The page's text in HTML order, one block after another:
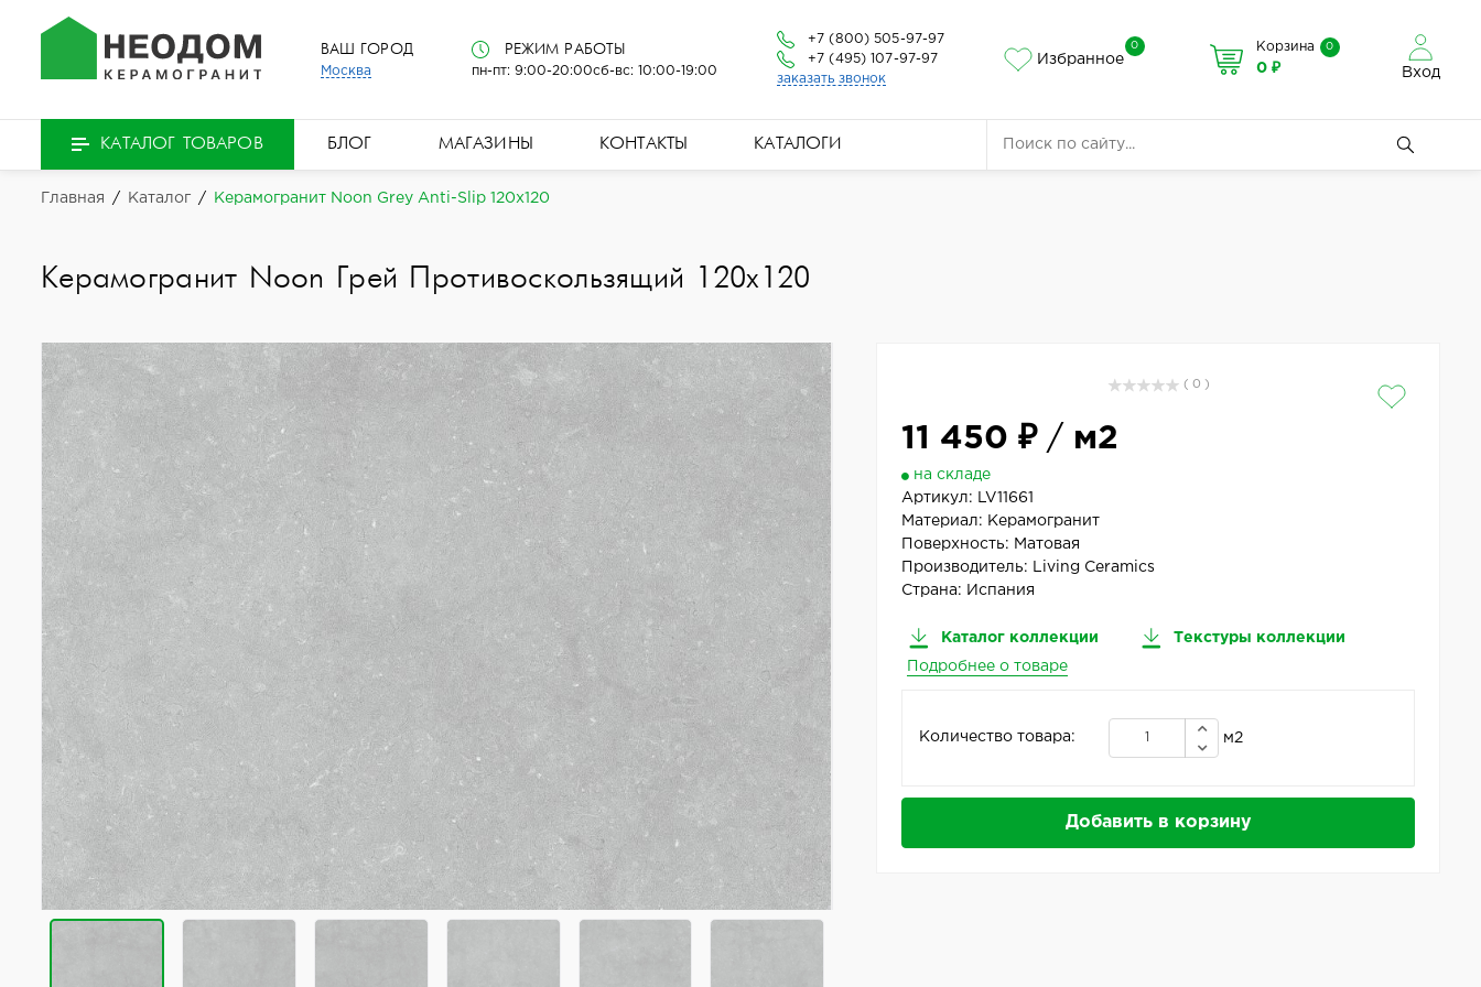
ВАШ ГОРОД
Москва
РЕЖИМ РАБОТЫ
пн-пт: 9:00-20:00сб-вс: 10:00-19:00
+7 (800) 505-97-97
+7 (495) 107-97-97
заказать звонок
Избранное
0 Корзина 0
0 ₽ Вход
КАТАЛОГ ТОВАРОВ БЛОГ МАГАЗИНЫ КОНТАКТЫ КАТАЛОГИ
Главная / Каталог / Керамогранит Noon Grey Anti-Slip 120x120
Керамогранит Noon Грей Противоскользящий 120x120
( 0 )
11 450 ₽/ м2
на складе
Артикул:
LV11661
Материал: Керамогранит
Поверхность: Матовая
Производитель:
Living Ceramics
Страна: Испания
Каталог коллекции Текстуры коллекции
Подробнее о товаре
Количество товара: м2
Добавить в корзину